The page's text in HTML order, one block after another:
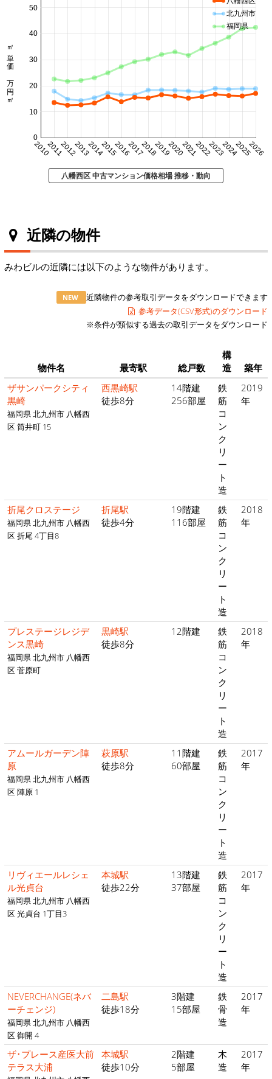
20102011201220132014201520162017201820192020202120222023202420252026
0
10
20
30
40
50
㎡単価 万円/㎡
北九州市
福岡県
八幡西区 中古マンション価格相場 推移・動向
近隣の物件
みわビルの近隣には以下のような物件があります。
NEW
近隣物件の参考取引データをダウンロードできます
参考データ(CSV形式)のダウンロード
※条件が類似する過去の取引データをダウンロード
物件名 最寄駅 総戸数
構
造
築年
ザサンパークシティ
黒崎
福岡県 北九州市 八幡西
区 筒井町 15
西黒崎駅
徒歩8分
14階建
256部屋
鉄
筋
コ
ン
ク
リ
ー
ト
造
2019
年
折尾クロステージ
福岡県 北九州市 八幡西
区 折尾 4丁目8
折尾駅
徒歩4分
19階建
116部屋
鉄
筋
コ
ン
ク
リ
ー
ト
造
2018
年
プレステージレジデ
ンス黒崎
福岡県 北九州市 八幡西
区 菅原町
黒崎駅
徒歩8分
12階建
鉄
筋
コ
ン
ク
リ
ー
ト
造
2018
年
アムールガーデン陣
原
福岡県 北九州市 八幡西
区 陣原 1
萩原駅
徒歩8分
11階建
60部屋
鉄
筋
コ
ン
ク
リ
ー
ト
造
2017
年
リヴィエールレシェ
ル光貞台
福岡県 北九州市 八幡西
区 光貞台 1丁目3
本城駅
徒歩22分
13階建
37部屋
鉄
筋
コ
ン
ク
リ
ー
ト
造
2017
年
NEVERCHANGE(ネバ
ーチェンジ)
福岡県 北九州市 八幡西
区 御開 4
二島駅
徒歩18分
3階建
15部屋
鉄
骨
造
2017
年
ザ･プレース産医大前
テラス大浦
本城駅
徒歩10分
2階建
5部屋
木
造
2017
年